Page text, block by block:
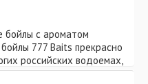
бойлы с ароматом
777 Baits прекрасно
российских водоемах,
так и в качестве